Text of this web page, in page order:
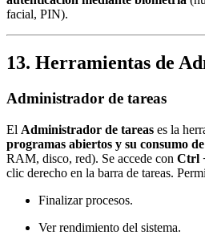
facial, PIN).
13. Herramientas de
Administrador de tareas
El Administrador de tareas es la
programas abiertos y su consumo
RAM, disco, red). Se accede con Ctrl
clic derecho en la barra de tareas.
Finalizar procesos.
Ver rendimiento del sistema.